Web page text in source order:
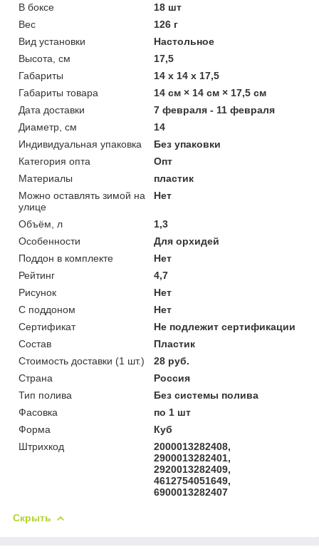
В боксе
18 шт
Вес
126 г
Вид установки
Настольное
Высота, см
17,5
Габариты
14 x 14 x 17,5
Габариты товара
14 см × 14 см × 17,5 см
Дата доставки
7 февраля - 11 февраля
Диаметр, см
14
Индивидуальная упаковка
Без упаковки
Категория опта
Опт
Материалы
пластик
Можно оставлять зимой на
улице
Нет
Объём, л
1,3
Особенности
Для орхидей
Поддон в комплекте
Нет
Рейтинг
4,7
Рисунок
Нет
С поддоном
Нет
Сертификат
Не подлежит сертификации
Состав
Пластик
Стоимость доставки (1 шт.)
28 руб.
Страна
Россия
Тип полива
Без системы полива
Фасовка
по 1 шт
Форма
Куб
Штрихкод
2000013282408,
2900013282401,
2920013282409,
4612754051649,
6900013282407
Скрыть